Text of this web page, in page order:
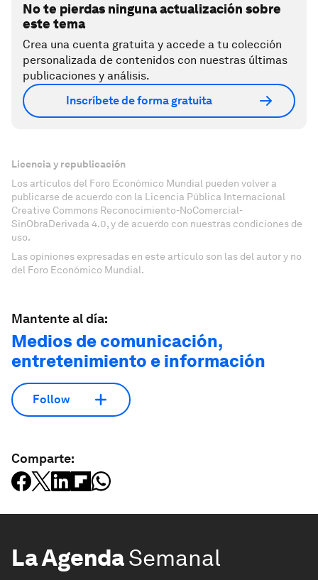
No te pierdas ninguna actualización sobre
este tema
Crea una cuenta gratuita y accede a tu colección
personalizada de contenidos con nuestras últimas
publicaciones y análisis.
Inscríbete de forma gratuita
Licencia y republicación
Los artículos del Foro Económico Mundial pueden volver a
publicarse de acuerdo con la Licencia Pública Internacional
Creative Commons Reconocimiento-NoComercial-
SinObraDerivada 4.0, y de acuerdo con nuestras condiciones de
uso.
Las opiniones expresadas en este artículo son las del autor y no
del Foro Económico Mundial.
Mantente al día:
Medios de comunicación,
entretenimiento e información
Follow
Comparte:
La AgendaSemanal